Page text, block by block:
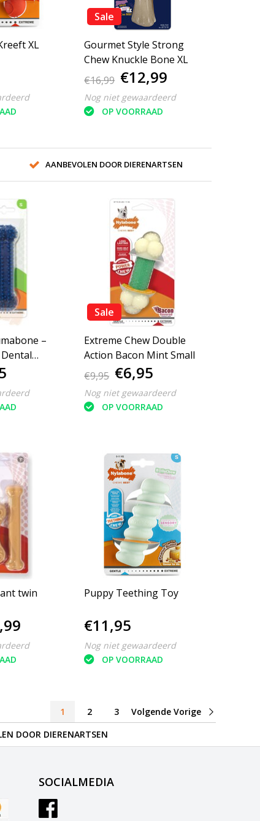
XL
Sale
Gourmet Style Strong
Chew Knuckle Bone XL
€16,99 €12,99
Nog niet gewaardeerd
OP VOORRAAD
AANBEVOLEN DOOR DIERENARTSEN
–
Sale
Extreme Chew Double
Action Bacon Mint Small
€9,95 €6,95
Nog niet gewaardeerd
OP VOORRAAD
twin
Puppy Teething Toy
€11,95
Nog niet gewaardeerd
OP VOORRAAD
1 2 3
Volgende Vorige
DOOR DIERENARTSEN
SOCIALMEDIA